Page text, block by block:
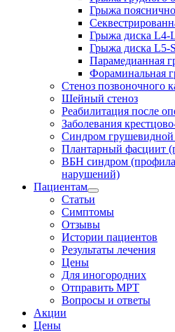
Грыжа
Грыжа диска L4-
Грыжа диска L5-
Парамедианная
Фораминальная
Стеноз позвоночного
Шейный стеноз
Реабилитация после
Заболевания
Синдром
Плантарный фасциит
ВБН синдром
нарушений)
Пациентам
Статьи
Симптомы
Отзывы
Истории пациентов
Результаты лечения
Цены
Для иногородних
Отправить МРТ
Вопросы и ответы
Акции
Цены